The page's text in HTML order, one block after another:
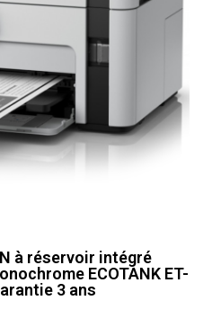
à réservoir intégré
ECOTANK ET-
3 ans